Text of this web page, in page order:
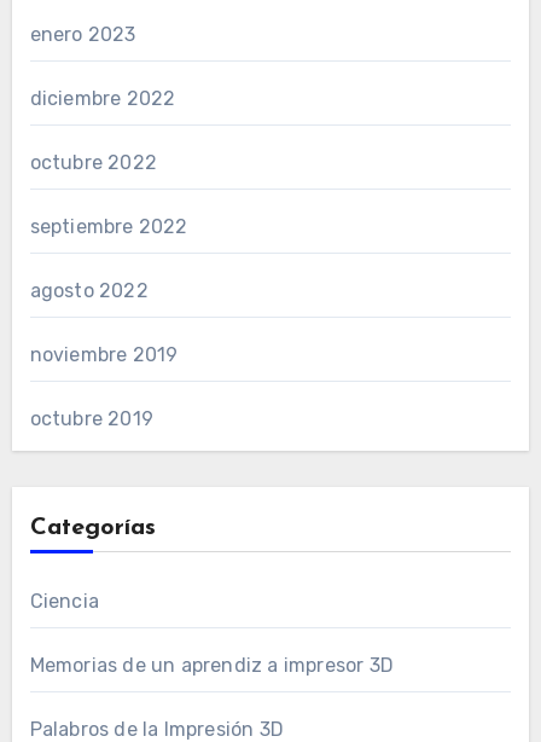
enero 2023
diciembre 2022
octubre 2022
septiembre 2022
agosto 2022
noviembre 2019
octubre 2019
Categorías
Ciencia
Memorias de un aprendiz a impresor 3D
Palabros de la Impresión 3D